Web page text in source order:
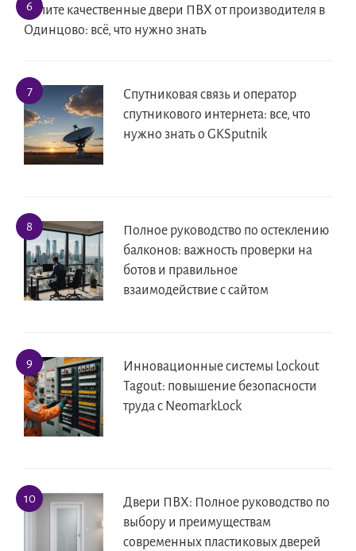
Купите качественные двери ПВХ от производителя в
Одинцово: всё, что нужно знать
Спутниковая связь и оператор
спутникового интернета: все, что
нужно знать о GKSputnik
Полное руководство по остеклению
балконов: важность проверки на
ботов и правильное
взаимодействие с сайтом
Инновационные системы Lockout
Tagout: повышение безопасности
труда с NeomarkLock
Двери ПВХ: Полное руководство по
выбору и преимуществам
современных пластиковых дверей